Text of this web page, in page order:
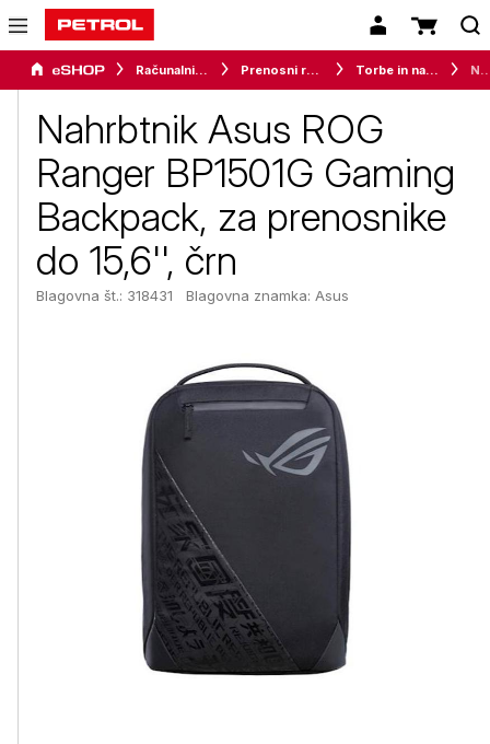
Računalništvo Prenosni računalniki Torbe in nahrbtniki
Nahrbtnik Asus ROG
Ranger BP1501G Gaming
Backpack, za prenosnike
do 15,6'', črn
Blagovna št.: 318431 Blagovna znamka: Asus